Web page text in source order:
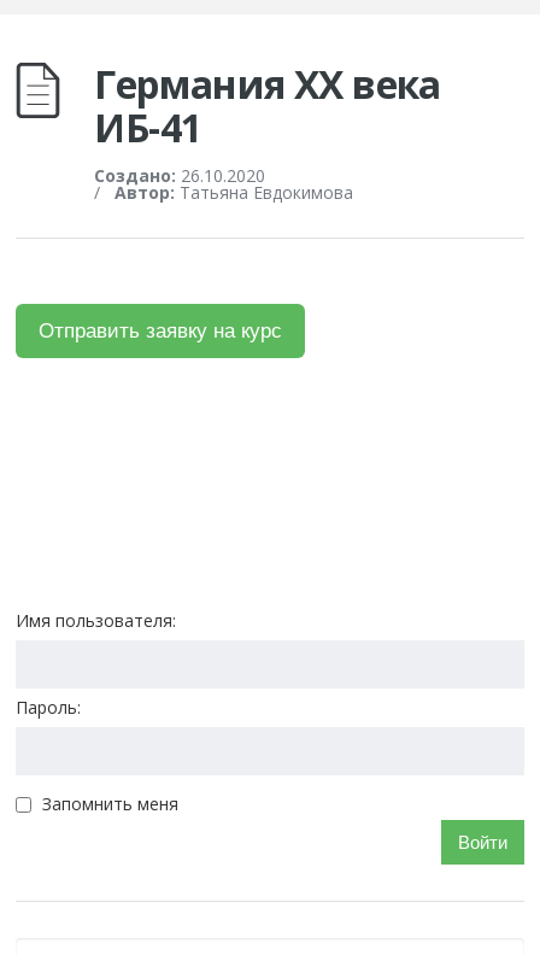
Германия ХХ века
ИБ-41
Создано: 26.10.2020
/ Автор: Татьяна Евдокимова
Имя пользователя:
Пароль:
Запомнить меня
Войти